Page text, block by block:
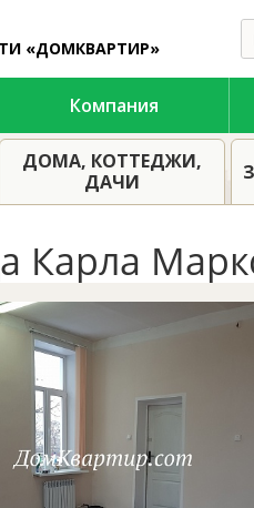
«ДОМКВАРТИР»
Компания
Аренда недвижимости в Тверской и
ДОМА, КОТТЕДЖИ,
ДАЧИ
Карла